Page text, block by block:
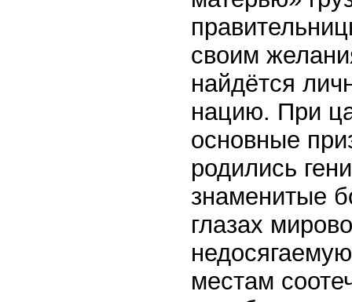
своим
найдётся
нацию. При
основные
родились
знаменитые
глазах
местам